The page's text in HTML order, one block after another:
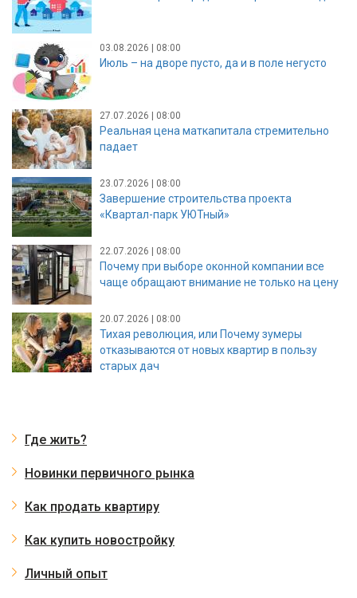
03.08.2026 | 08:00
Июль – на дворе пусто, да и в поле негусто
27.07.2026 | 08:00
Реальная цена маткапитала стремительно
падает
23.07.2026 | 08:00
Завершение строительства проекта
«Квартал-парк УЮТный»
22.07.2026 | 08:00
Почему при выборе оконной компании все
чаще обращают внимание не только на цену
20.07.2026 | 08:00
Тихая революция, или Почему зумеры
отказываются от новых квартир в пользу
старых дач
Где жить?
Новинки первичного рынка
Как продать квартиру
Как купить новостройку
Личный опыт